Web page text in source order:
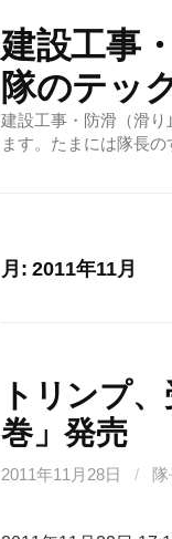
建設工事
隊のテッ
建設工事・防滑（滑
ます。たまには隊長の
月:2011年11月
トリンプ
巻」発売
2011年11月28日 /